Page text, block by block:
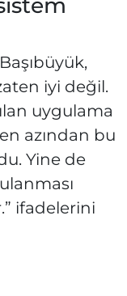
iyi değil.
uygulama
azından bu
Yine de
ifadelerini